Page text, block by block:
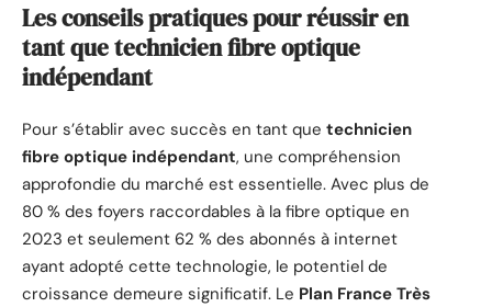
Les conseils pratiques pour réussir en
tant que technicien fibre optique
indépendant
Pour s’établir avec succès en tant que technicien
fibre optique indépendant, une compréhension
approfondie du marché est essentielle. Avec plus de
80 % des foyers raccordables à la fibre optique en
2023 et seulement 62 % des abonnés à internet
ayant adopté cette technologie, le potentiel de
croissance demeure significatif. Le Plan France Très